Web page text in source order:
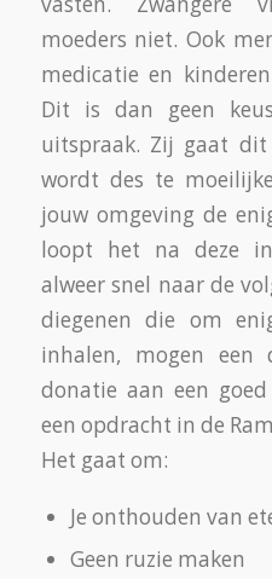
onthechting. En het
deze opdrachten ook
gelden.
Dat is nog wel wat
en je
dat minder intens zou
je je er in opstelt. De
Amhali, Ryan
Ramadan op de
conference. Het
te zijn over
overdag en dan heb
nodig om de sporen
al zeker geen ruzie
hele avond wel als